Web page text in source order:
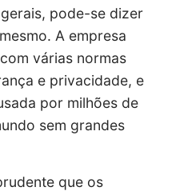
pode-se dizer
A empresa
várias normas
e privacidade, e
por milhões de
sem grandes
que os